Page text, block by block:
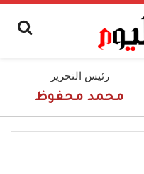
رئيس التحرير
محمد محفوظ